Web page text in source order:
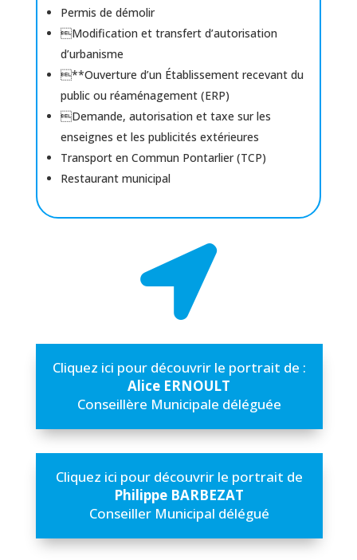
Permis de démolir
Modification et transfert d’autorisation
d’urbanisme
**Ouverture d’un Établissement recevant du
public ou réaménagement (ERP)
Demande, autorisation et taxe sur les
enseignes et les publicités extérieures
Transport en Commun Pontarlier (TCP)
Restaurant municipal

Cliquez ici pour découvrir le portrait de :
Alice ERNOULT
Conseillère Municipale déléguée
Cliquez ici pour découvrir le portrait de
Philippe BARBEZAT
Conseiller Municipal délégué